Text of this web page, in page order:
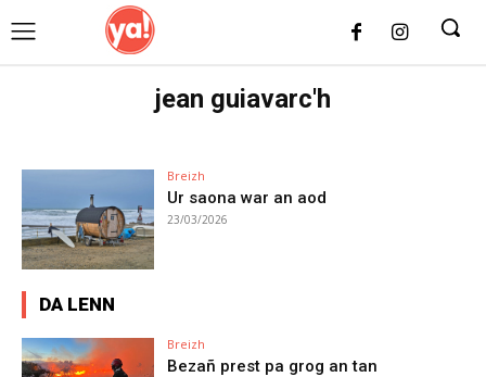
jean guiavarc'h
Breizh
Ur saona war an aod
23/03/2026
DA LENN
Breizh
Bezañ prest pa grog an tan